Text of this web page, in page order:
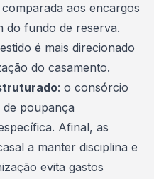
aos encargos
do fundo de reserva.
é mais direcionado
do casamento.
: o consórcio
poupança
Afinal, as
a manter disciplina e
evita gastos